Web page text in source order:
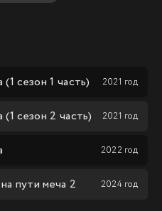
сезон 1 часть) 2021 год
сезон 2 часть) 2021 год
2022 год
пути меча 2 2024 год